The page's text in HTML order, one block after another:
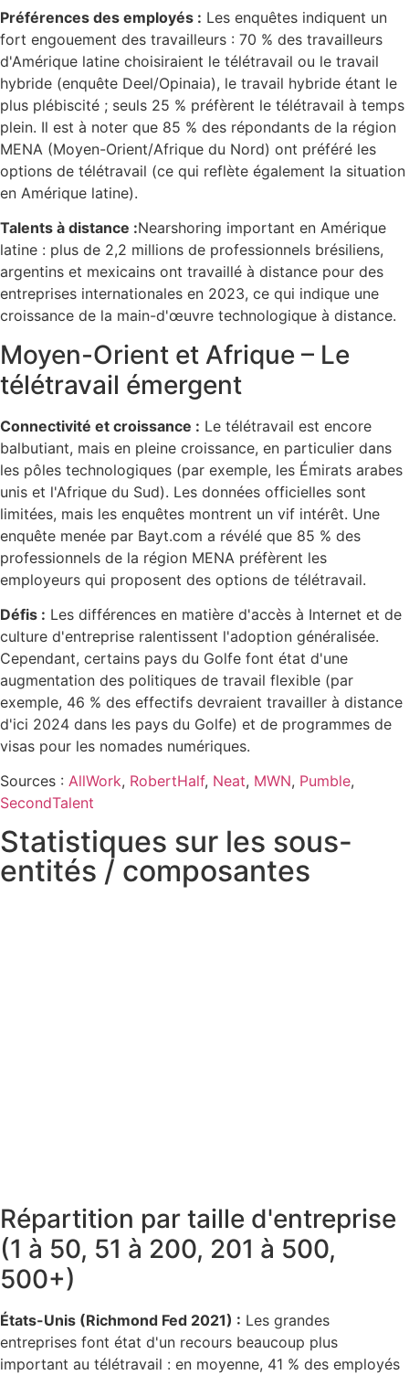
Préférences des employés : Les enquêtes indiquent un
fort engouement des travailleurs : 70 % des travailleurs
d'Amérique latine choisiraient le télétravail ou le travail
hybride (enquête Deel/Opinaia), le travail hybride étant le
plus plébiscité ; seuls 25 % préfèrent le télétravail à temps
plein. Il est à noter que 85 % des répondants de la région
MENA (Moyen-Orient/Afrique du Nord) ont préféré les
options de télétravail (ce qui reflète également la situation
en Amérique latine).
Talents à distance :Nearshoring important en Amérique
latine : plus de 2,2 millions de professionnels brésiliens,
argentins et mexicains ont travaillé à distance pour des
entreprises internationales en 2023, ce qui indique une
croissance de la main-d'œuvre technologique à distance.
Moyen-Orient et Afrique – Le
télétravail émergent
Connectivité et croissance : Le télétravail est encore
balbutiant, mais en pleine croissance, en particulier dans
les pôles technologiques (par exemple, les Émirats arabes
unis et l'Afrique du Sud). Les données officielles sont
limitées, mais les enquêtes montrent un vif intérêt. Une
enquête menée par Bayt.com a révélé que 85 % des
professionnels de la région MENA préfèrent les
employeurs qui proposent des options de télétravail.
Défis : Les différences en matière d'accès à Internet et de
culture d'entreprise ralentissent l'adoption généralisée.
Cependant, certains pays du Golfe font état d'une
augmentation des politiques de travail flexible (par
exemple, 46 % des effectifs devraient travailler à distance
d'ici 2024 dans les pays du Golfe) et de programmes de
visas pour les nomades numériques.
Sources : AllWork, RobertHalf, Neat, MWN, Pumble,
SecondTalent
Statistiques sur les sous-
entités / composantes
Répartition par taille d'entreprise
(1 à 50, 51 à 200, 201 à 500,
500+)
États-Unis (Richmond Fed 2021) : Les grandes
entreprises font état d'un recours beaucoup plus
important au télétravail : en moyenne, 41 % des employés